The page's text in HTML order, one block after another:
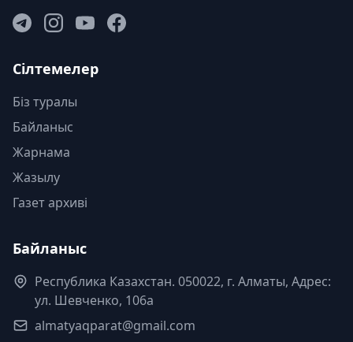
Сілтемелер
Біз туралы
Байланыс
Жарнама
Жазылу
Газет архиві
Байланыс
Республика Казахстан. 050022, г. Алматы, Адрес:
ул. Шевченко, 106а
almatyaqparat@gmail.com